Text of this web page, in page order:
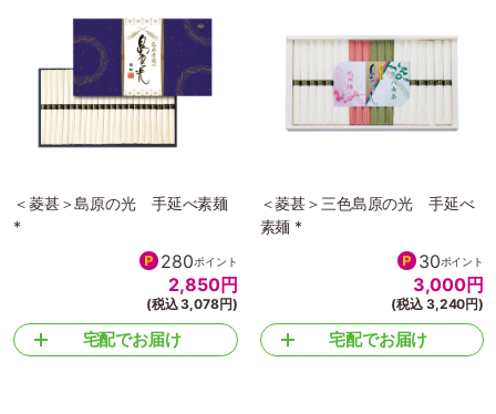
＜菱甚＞島原の光 手延べ素麺
*
280ポイント
2,850円
(税込 3,078円)
宅配でお届け
＜菱甚＞三色島原の光 手延べ
素麺 *
30ポイント
3,000円
(税込 3,240円)
宅配でお届け